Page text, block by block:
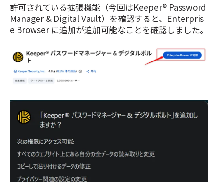
許可されている拡張機能（今回はKeeper® Password
Manager & Digital Vault）を確認すると、Enterpris
e Browser に追加が追加可能なことを確認しました。